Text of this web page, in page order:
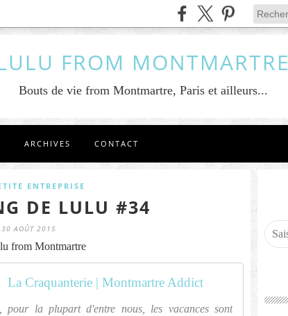
FROM MONTMARTRE
Bouts de vie from Montmartre, Paris et ailleurs...
ARCHIVES CONTACT
ENTREPRISE
DE LULU #34
30 AOÛT 2015
from Montmartre
La Craquanterie | Montmartre Addict
la plupart d'entre nous, les vacances sont